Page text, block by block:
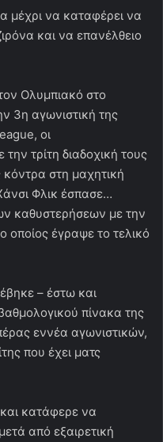
μέχρι να καταφέρει να
και να επανέλθειο
Ολυμπιακό στο
3η αγωνιστική της
οι
τρίτη διαδοχική τους
κόντρα στη μαχητική
Φλικ έσπασε…
καθυστερήσεων με την
έγραψε το τελικό
– έστω και
πίνακα της
εννέα αγωνιστικών,
που έχει ματς
κατάφερε να
από εξαιρετική